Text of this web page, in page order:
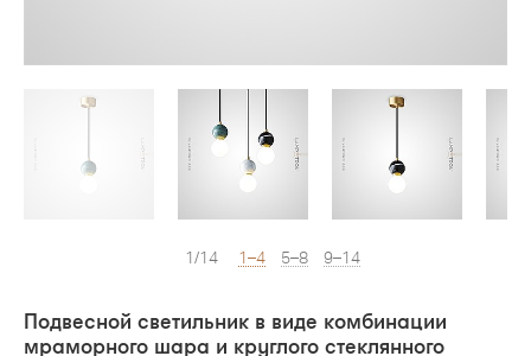
1/14 1–4 5–8 9–14
Подвесной светильник в виде комбинации
мраморного шара и круглого стеклянного